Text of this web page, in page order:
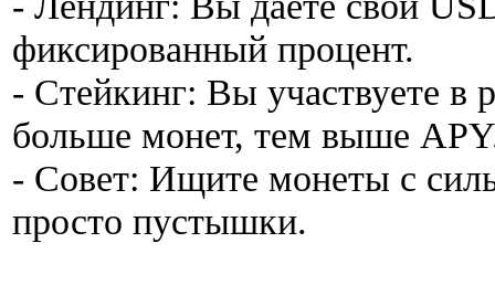
фиксированный процент.
- Стейкинг: Вы участвуете в
больше монет, тем выше
- Совет: Ищите монеты с
просто пустышки.